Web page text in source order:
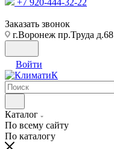
+7 920-444-32-22
Заказать звонок
г.Воронеж пр.Труда д.68
Войти
Каталог
По всему сайту
По каталогу